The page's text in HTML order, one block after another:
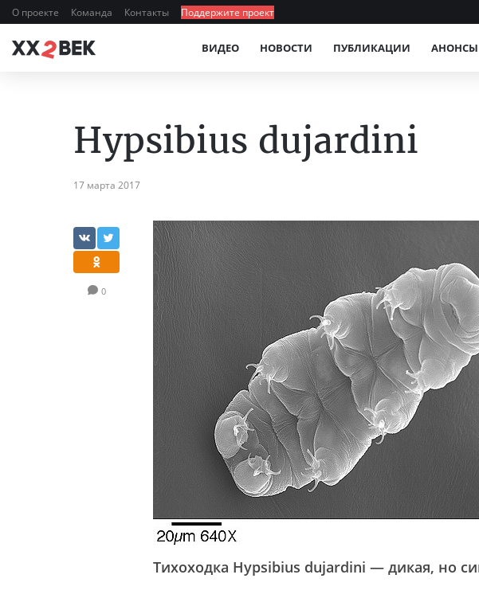
О проекте Команда Контакты Поддержите проект
ВИДЕО НОВОСТИ ПУБЛИКАЦИИ АНОНСЫ
Hypsibius dujardini
17 марта 2017
0
Тихоходка Hypsibius dujardini — дикая, но